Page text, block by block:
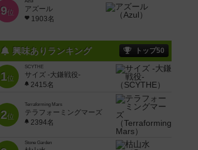
9位
アズール
1903名
興味ありランキング トップ50
1位
SCYTHE
サイズ -大鎌戦役-
2415名
2位
Terraforming Mars
テラフォーミングマーズ
2394名
Stone Garden